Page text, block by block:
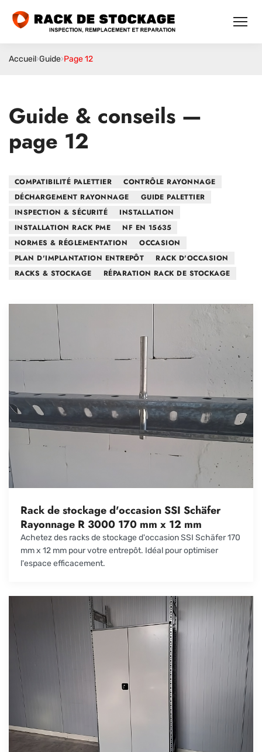
Accueil›Guide›Page 12
Guide & conseils —
page 12
COMPATIBILITÉ PALETTIER
CONTRÔLE RAYONNAGE
DÉCHARGEMENT RAYONNAGE
GUIDE PALETTIER
INSPECTION & SÉCURITÉ
INSTALLATION
INSTALLATION RACK PME
NF EN 15635
NORMES & RÉGLEMENTATION
OCCASION
PLAN D'IMPLANTATION ENTREPÔT
RACK D'OCCASION
RACKS & STOCKAGE
RÉPARATION RACK DE STOCKAGE
Rack de stockage d'occasion SSI Schäfer
Rayonnage R 3000 170 mm x 12 mm
Achetez des racks de stockage d'occasion SSI Schäfer 170
mm x 12 mm pour votre entrepôt. Idéal pour optimiser
l'espace efficacement.